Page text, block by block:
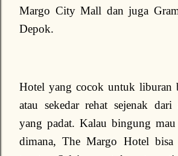
Margo City Mall dan juga
Depok.
Hotel yang cocok untuk liburan
atau sekedar rehat sejenak
yang padat. Kalau bingung
dimana, The Margo Hotel bisa